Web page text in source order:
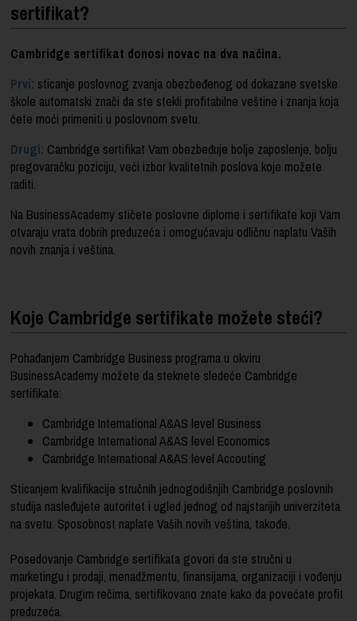
sertifikat?
Cambridge sertifikat donosi novac na dva načina.
Prvi: sticanje poslovnog zvanja obezbeđenog od dokazane svetske
škole automatski znači da ste stekli profitabilne veštine i znanja koja
ćete moći primeniti u poslovnom svetu.
Drugi: Cambridge sertifikat Vam obezbeđuje bolje zaposlenje, bolju
pregovaračku poziciju, veći izbor kvalitetnih poslova koje možete
raditi.
Na BusinessAcademy stičete poslovne diplome i sertifikate koji Vam
otvaraju vrata dobrih preduzeća i omogućavaju odličnu naplatu Vaših
novih znanja i veština.
Koje Cambridge sertifikate možete steći?
Pohađanjem Cambridge Business programa u okviru
BusinessAcademy možete da steknete sledeće Cambridge
sertifikate:
Cambridge International A&AS level Business
Cambridge International A&AS level Economics
Cambridge International A&AS level Accouting
Sticanjem kvalifikacije stručnih jednogodišnjih Cambridge poslovnih
studija nasleđujete autoritet i ugled jednog od najstarijih univerziteta
na svetu. Sposobnost naplate Vaših novih veština, takođe.
Posedovanje Cambridge sertifikata govori da ste stručni u
marketingu i prodaji, menadžmentu, finansijama, organizaciji i vođenju
projekata. Drugim rečima, sertifikovano znate kako da povećate profit
preduzeća.